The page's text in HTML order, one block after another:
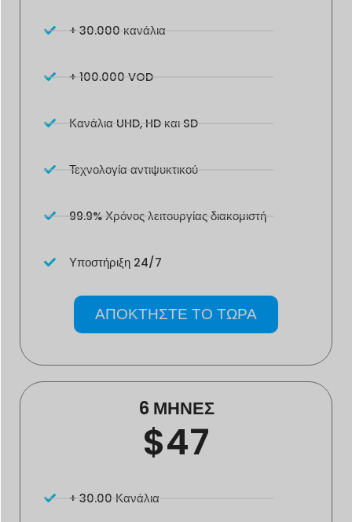
+ 30.000 κανάλια
+ 100.000 VOD
Κανάλια UHD, HD και SD
Τεχνολογία αντιψυκτικού
99.9% Χρόνος λειτουργίας διακομιστή
Υποστήριξη 24/7
ΑΠΟΚΤΗΣΤΕ ΤΟ ΤΩΡΑ
6 ΜΗΝΕΣ
$47
+ 30.00 Κανάλια